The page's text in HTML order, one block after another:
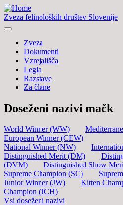
Zveza felinoloških društev Slovenije
Zveza
Dokumenti
Vzrejališča
Legla
Razstave
Za člane
Doseženi nazivi mačk
World Winner (WW)
European Winner (CEW)
National Winner (NW)
Distinguished Merit (DM)
(DVM)
Distinguished Show
Supreme Champion (SC)
Junior Winner (JW)
Kitten
Champion (JCH)
Vsi doseženi nazivi